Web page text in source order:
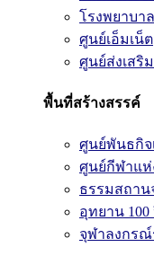
โรงพยาบา
ศูนย์เอ็มเน็ต
ศูนย์ส่งเสริ
พื้นที่สร้างสรรค์
ศูนย์พันธกิจ
ศูนย์กีฬาแ
ธรรมสถา
อุทยาน 100
จุฬาลงกร